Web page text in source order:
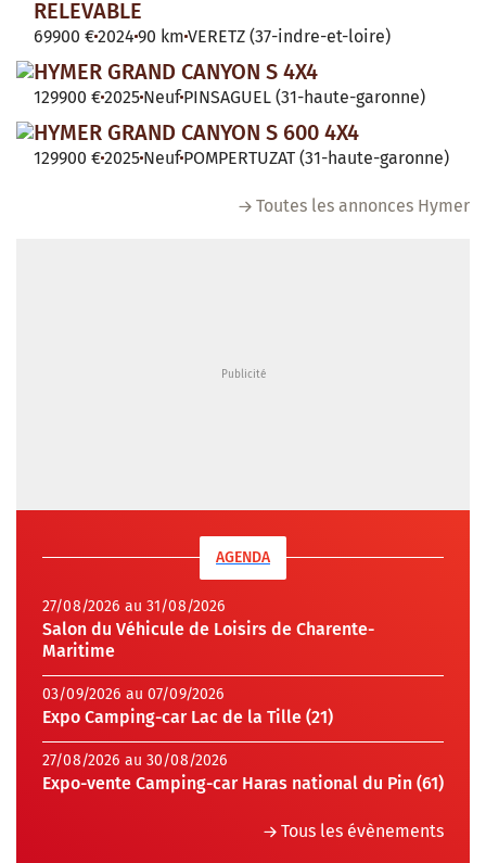
RELEVABLE
69900 €2024 90 km VERETZ (37-indre-et-loire)
HYMER GRAND CANYON S 4X4
129900 €2025 Neuf PINSAGUEL (31-haute-garonne)
HYMER GRAND CANYON S 600 4X4
129900 €2025 Neuf POMPERTUZAT (31-haute-garonne)
Toutes les annonces Hymer
AGENDA
27/08/2026 au 31/08/2026
Salon du Véhicule de Loisirs de Charente-
Maritime
03/09/2026 au 07/09/2026
Expo Camping-car Lac de la Tille (21)
27/08/2026 au 30/08/2026
Expo-vente Camping-car Haras national du Pin (61)
Tous les évènements